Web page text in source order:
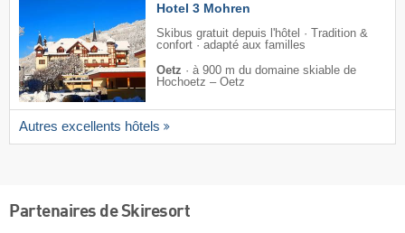
Hotel 3 Mohren
Skibus gratuit depuis l'hôtel · Tradition &
confort · adapté aux familles
Oetz · à 900 m du domaine skiable de
Hochoetz – Oetz
Autres excellents hôtels
Partenaires de Skiresort